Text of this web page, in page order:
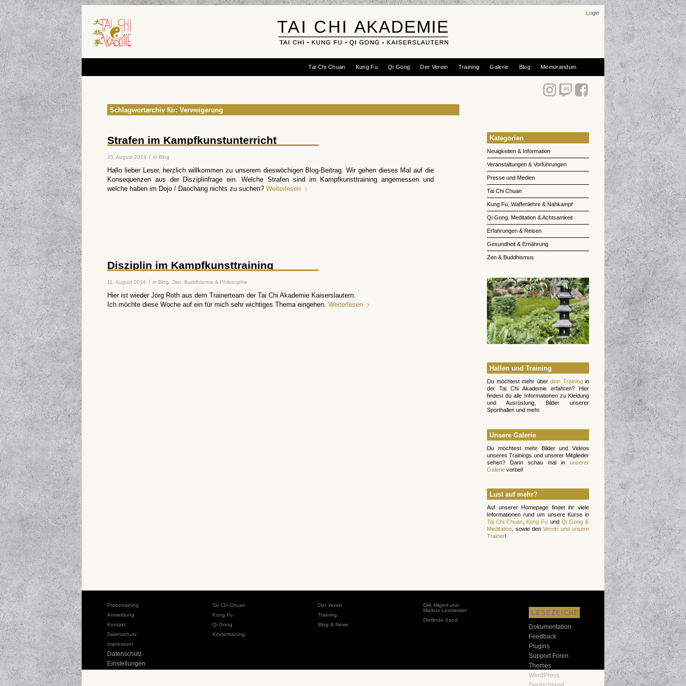
Login
Tai Chi Chuan Kung Fu Qi Gong Der Verein Training Galerie Blog Memorandum
Schlagwortarchiv für: Verweigerung
Strafen im Kampfkunstunterricht
25. August 2014 / in Blog
Hallo lieber Leser, herzlich willkommen zu unserem dieswöchigen Blog-Beitrag. Wir gehen dieses Mal auf die
Konsequenzen aus der Disziplinfrage ein. Welche Strafen sind im Kampfkunsttraining angemessen und
welche haben im Dojo / Daochang nichts zu suchen? Weiterlesen
Disziplin im Kampfkunsttraining
11. August 2014 / in Blog Zen, Buddhismus & Philosophie
Hier ist wieder Jörg Roth aus dem Trainerteam der Tai Chi Akademie Kaiserslautern.
Ich möchte diese Woche auf ein für mich sehr wichtiges Thema eingehen. Weiterlesen
Kategorien
Neuigkeiten & Information
Veranstaltungen & Vorführungen
Presse und Medien
Tai Chi Chuan
Kung Fu, Waffenlehre & Nahkampf
Qi Gong, Meditation & Achtsamkeit
Erfahrungen & Reisen
Gesundheit & Ernährung
Zen & Buddhismus
Hallen und Training
Du möchtest mehr über dein Trainingin
der Tai Chi Akademie erfahren? Hier
findest du alle Informationen zu Kleidung
und Ausrüstung, Bilder unserer
Sporthallen und mehr.
Unsere Galerie
Du möchtest mehr Bilder und Videos
unseres Trainings und unserer Mitglieder
sehen? Dann schau mal in unserer
Galerie vorbei!
Lust auf mehr?
Auf unserer Homepage findet ihr viele
Informationen rund um unsere Kurse in
Tai Chi Chuan, Kung Fu und Qi Gong &
Meditation, sowie den Verein und unsere
Trainer!
Probetraining
Anmeldung
Kontakt
Datenschutz
Impressum
Datenschutz-
Einstellungen
Tai Chi Chuan
Kung Fu
Qi Gong
Kindertraining
Der Verein
Training
Blog & News
Dirk Hilgert und
Markus Lesmeister
Dietlinde Sand
LESEZEICHEN
Dokumentation
Feedback
Plugins
Support Foren
Themes
WordPress